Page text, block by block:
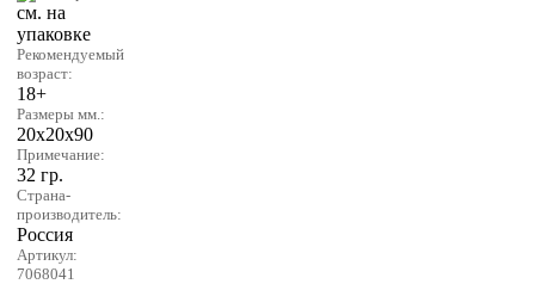
см. на
упаковке
Рекомендуемый
возраст:
18+
Размеры мм.:
20х20х90
Примечание:
32 гр.
Страна-
производитель:
Россия
Артикул:
7068041